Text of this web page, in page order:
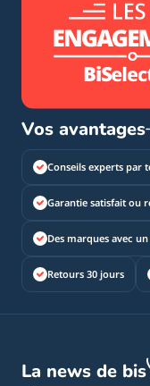
Vos avantages
Conseils experts par
Garantie satisfait ou
Des marques avec
Retours 30 jours
La news de bis